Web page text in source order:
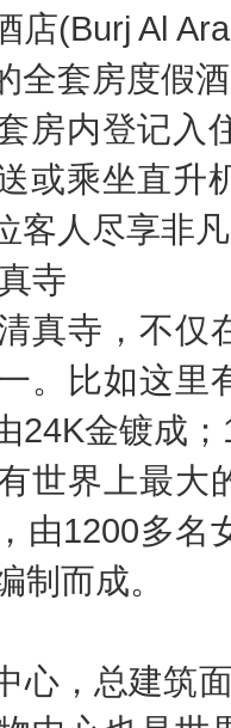
店(Burj Al
全套房度假
房内登记入
或乘坐直升
客人尽享非
寺
真寺，不仅
。比如这里
24K金镀成
世界上最大
由1200多名
制而成。
心，总建筑